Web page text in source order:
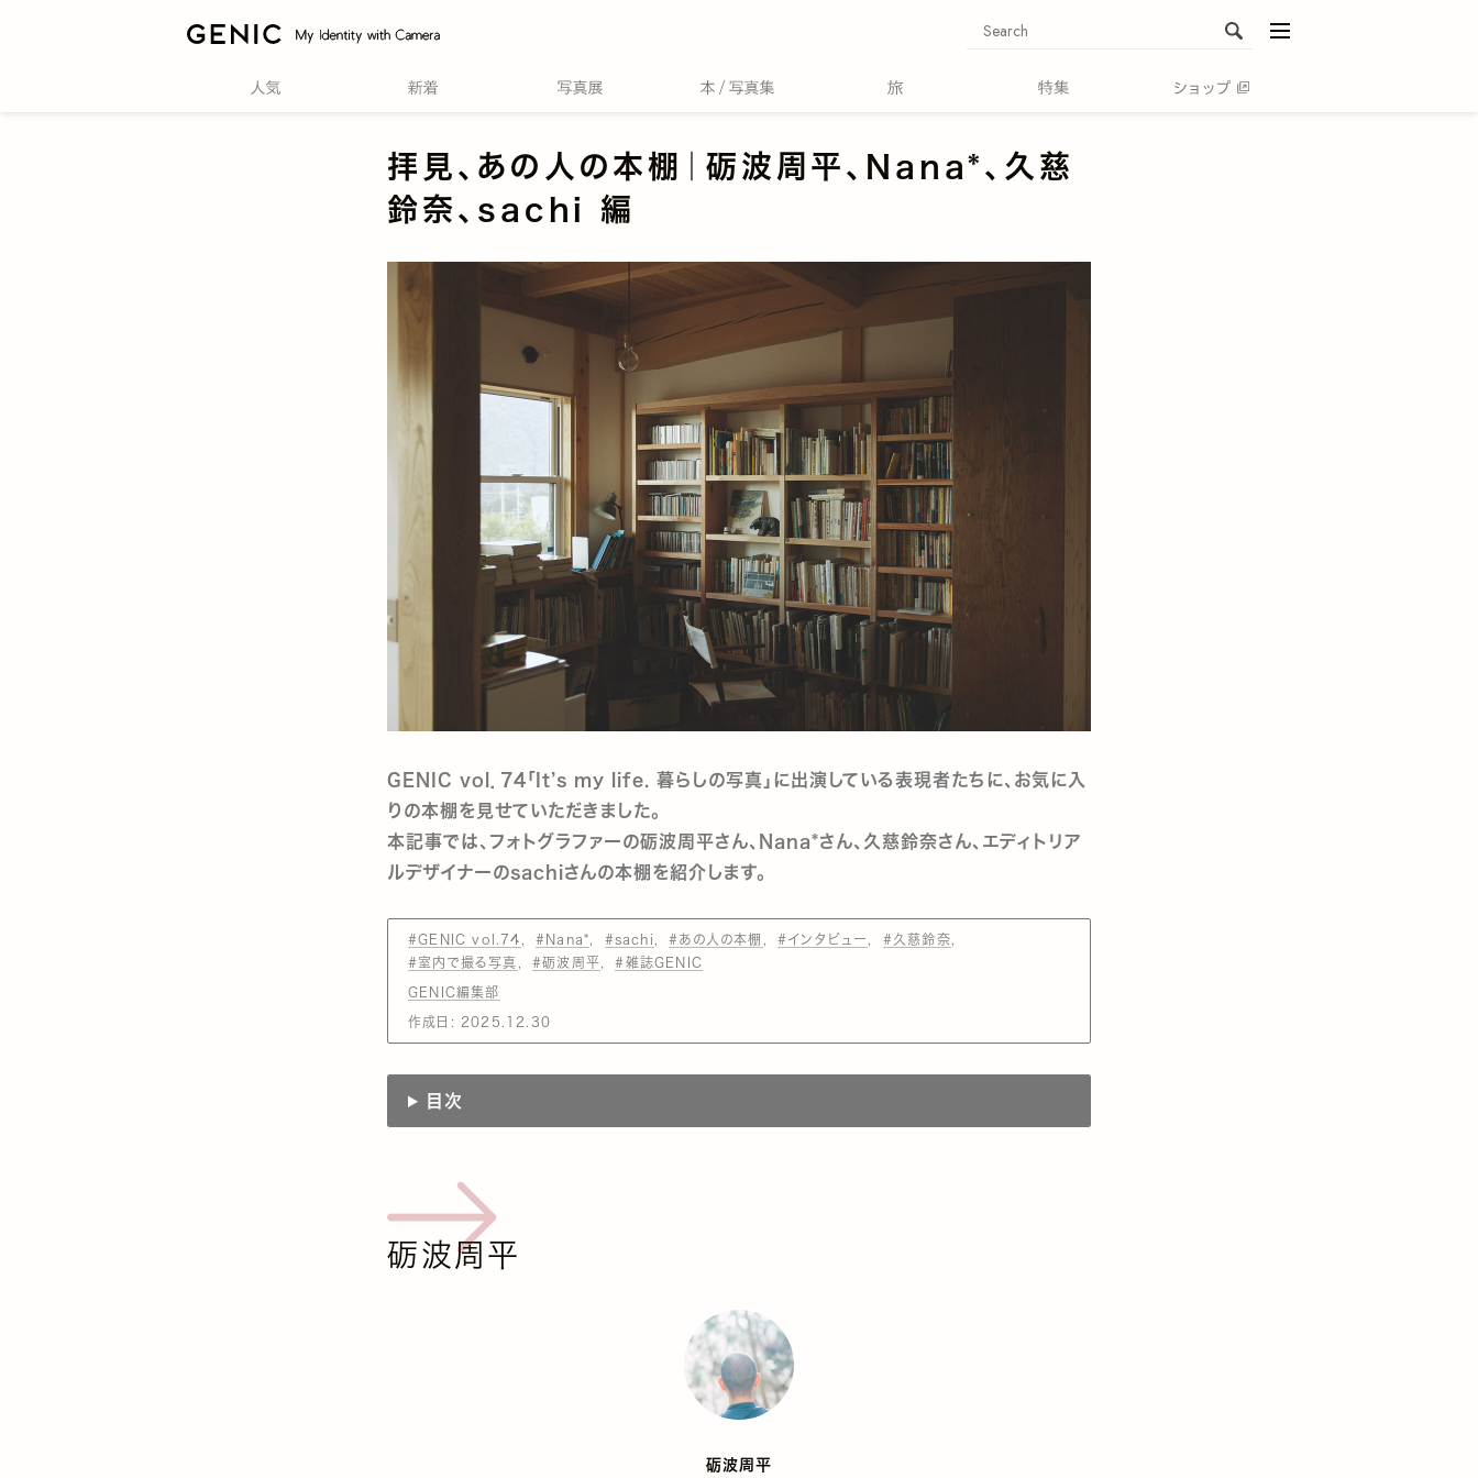
拝見、あの人の本棚｜砺波周平、Nana*、久慈
鈴奈、sachi 編
GENIC vol．74「It’s my life. 暮らしの写真」に出演している表現者たちに、お気に入
りの本棚を見せていただきました。
本記事では、フォトグラファーの砺波周平さん、Nana*さん、久慈鈴奈さん、エディトリア
ルデザイナーのsachiさんの本棚を紹介します。
#GENIC vol.74 #Nana* #sachi #あの人の本棚 #インタビュー
#久慈鈴奈
#室内で撮る写真
#砺波周平 #雑誌GENIC
GENIC編集部
作成日: 2025.12.30
目次
砺波周平
砺波周平